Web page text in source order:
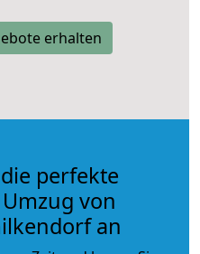
erhalten
perfekte
von
an